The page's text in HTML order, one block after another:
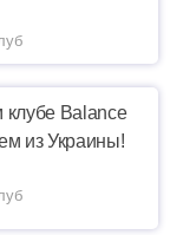
Balance
из Украины!